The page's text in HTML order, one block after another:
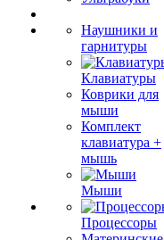
Наушники и
гарнитуры
Клавиатуры
Коврики для
мыши
Комплект
клавиатура +
мышь
Мыши
Процессоры